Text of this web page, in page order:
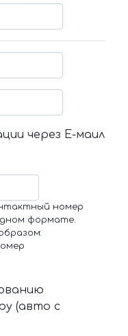
через Е-маил
номер
формате.
(авто с